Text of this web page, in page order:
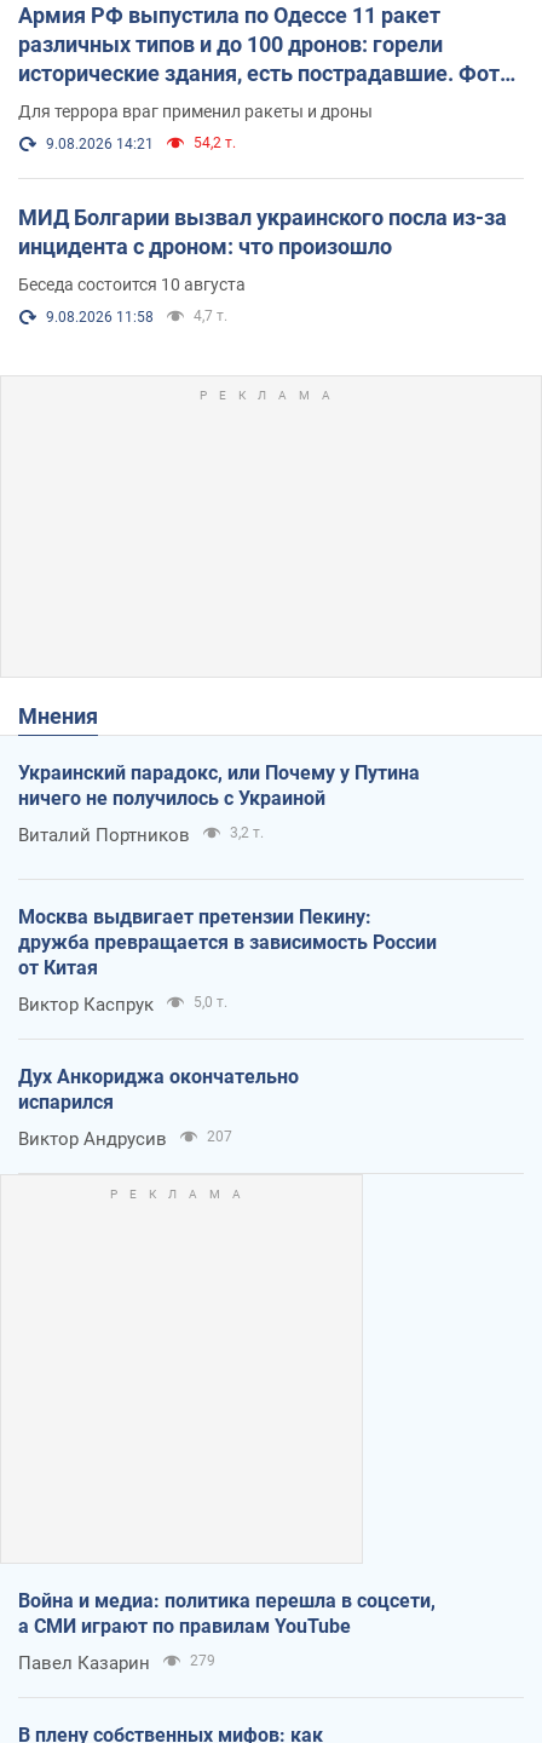
Армия РФ выпустила по Одессе 11 ракет
различных типов и до 100 дронов: горели
исторические здания, есть пострадавшие. Фото
и видео
Для террора враг применил ракеты и дроны
9.08.2026 14:21 54,2 т.
МИД Болгарии вызвал украинского посла из-за
инцидента с дроном: что произошло
Беседа состоится 10 августа
9.08.2026 11:58 4,7 т.
Мнения
Украинский парадокс, или Почему у Путина
ничего не получилось с Украиной
Виталий Портников 3,2 т.
Москва выдвигает претензии Пекину:
дружба превращается в зависимость России
от Китая
Виктор Каспрук 5,0 т.
Дух Анкориджа окончательно
испарился
Виктор Андрусив 207
Война и медиа: политика перешла в соцсети,
а СМИ играют по правилам YouTube
Павел Казарин 279
В плену собственных мифов: как